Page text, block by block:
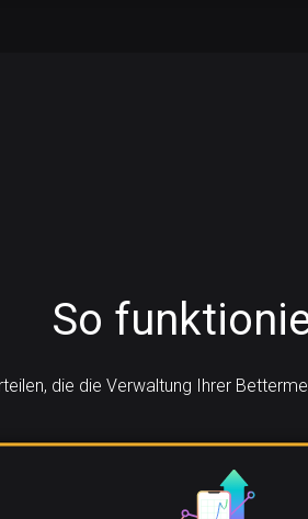
So
die die Verwaltung Ihrer